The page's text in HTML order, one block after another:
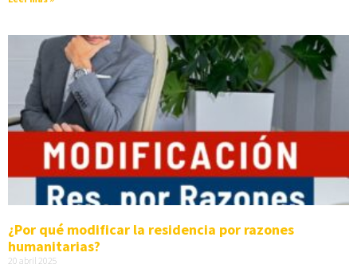
¿Por qué modificar la residencia por razones
humanitarias?
20 abril 2025